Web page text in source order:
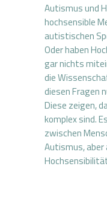
Autismus und
hochsensible
autistischen
Oder haben
gar nichts
die
diesen Fragen
Diese zeigen,
komplex sind.
zwischen
Autismus, aber